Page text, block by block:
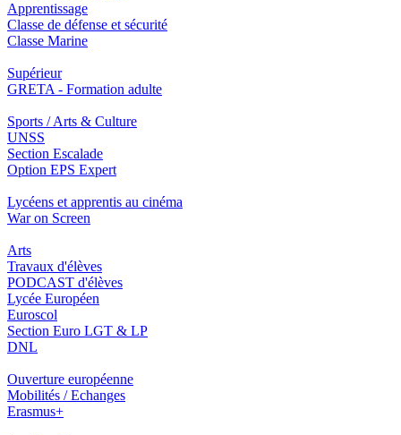
Apprentissage
Classe de défense et sécurité
Classe Marine
Supérieur
GRETA - Formation adulte
Sports / Arts & Culture
UNSS
Section Escalade
Option EPS Expert
Lycéens et apprentis au cinéma
War on Screen
Arts
Travaux d'élèves
PODCAST d'élèves
Lycée Européen
Euroscol
Section Euro LGT & LP
DNL
Ouverture européenne
Mobilités / Echanges
Erasmus+